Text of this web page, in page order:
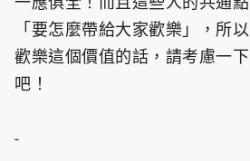
「要怎麼帶給大家歡樂」，所
歡樂這個價值的話，請考慮一下
吧！
-